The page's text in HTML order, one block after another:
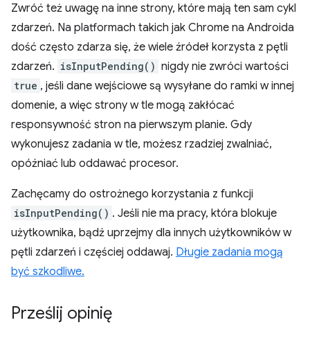
Zwróć też uwagę na inne strony, które mają ten sam cykl
zdarzeń. Na platformach takich jak Chrome na Androida
dość często zdarza się, że wiele źródeł korzysta z pętli
zdarzeń. isInputPending() nigdy nie zwróci wartości
true , jeśli dane wejściowe są wysyłane do ramki w innej
domenie, a więc strony w tle mogą zakłócać
responsywność stron na pierwszym planie. Gdy
wykonujesz zadania w tle, możesz rzadziej zwalniać,
opóźniać lub oddawać procesor.
Zachęcamy do ostrożnego korzystania z funkcji
isInputPending() . Jeśli nie ma pracy, która blokuje
użytkownika, bądź uprzejmy dla innych użytkowników w
pętli zdarzeń i częściej oddawaj. Długie zadania mogą
być szkodliwe.
Prześlij opinię